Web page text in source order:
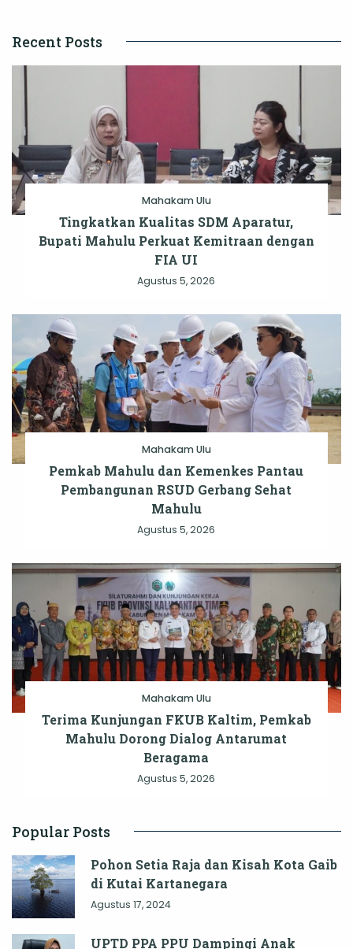
Recent Posts
Mahakam Ulu
Tingkatkan Kualitas SDM Aparatur,
Bupati Mahulu Perkuat Kemitraan dengan
FIA UI
Agustus 5, 2026
Mahakam Ulu
Pemkab Mahulu dan Kemenkes Pantau
Pembangunan RSUD Gerbang Sehat
Mahulu
Agustus 5, 2026
Mahakam Ulu
Terima Kunjungan FKUB Kaltim, Pemkab
Mahulu Dorong Dialog Antarumat
Beragama
Agustus 5, 2026
Popular Posts
Pohon Setia Raja dan Kisah Kota Gaib
di Kutai Kartanegara
Agustus 17, 2024
UPTD PPA PPU Dampingi Anak